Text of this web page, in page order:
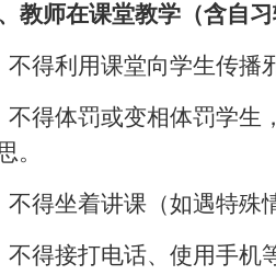
教师在课堂教学（含自
不得利用课堂向学生传播
不得体罚或变相体罚学生
。
不得坐着讲课（如遇特殊
不得接打电话、使用手机